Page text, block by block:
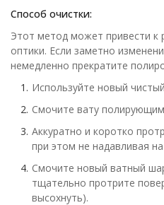
Способ очистки:
Этот метод может привести к
оптики. Если заметно
немедленно прекратите
Используйте новый
Смочите вату
Аккуратно и коротко
при этом не надавливая на
Смочите новый ватный
тщательно протрите
высохнуть).